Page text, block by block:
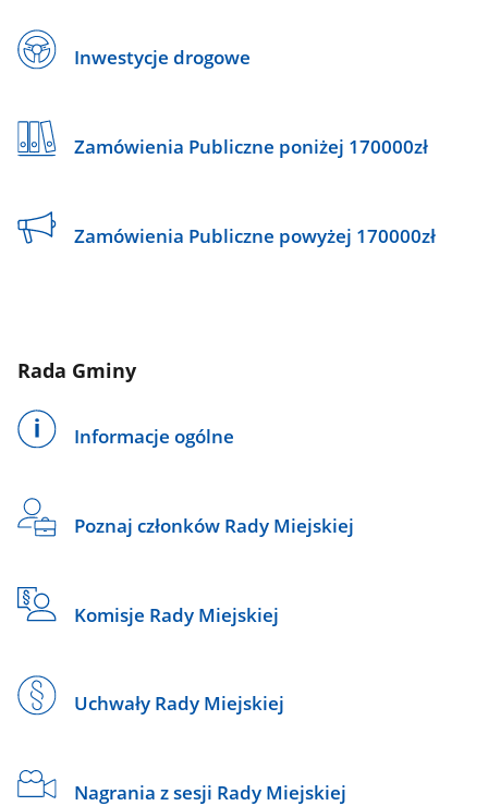
Inwestycje drogowe
Zamówienia Publiczne poniżej 170000zł
Zamówienia Publiczne powyżej 170000zł
Rada Gminy
Informacje ogólne
Poznaj członków Rady Miejskiej
Komisje Rady Miejskiej
Uchwały Rady Miejskiej
Nagrania z sesji Rady Miejskiej